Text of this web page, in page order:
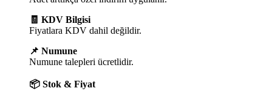
🧾 KDV Bilgisi
Fiyatlara KDV dahil değildir.
📌 Numune
Numune talepleri ücretlidir.
📦 Stok & Fiyat